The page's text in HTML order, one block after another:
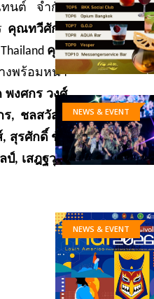
ทนต์ จำกัด
คุณทวีศักดิ์
คุณ
งพร้อมหน้า
พงศกร วงศ์
ร, ชลสวัสดิ์
, สุรศักดิ์ ชัย
ป์, เสฎฐวุฒิ
NEWS & EVENT
NEWS & EVENT